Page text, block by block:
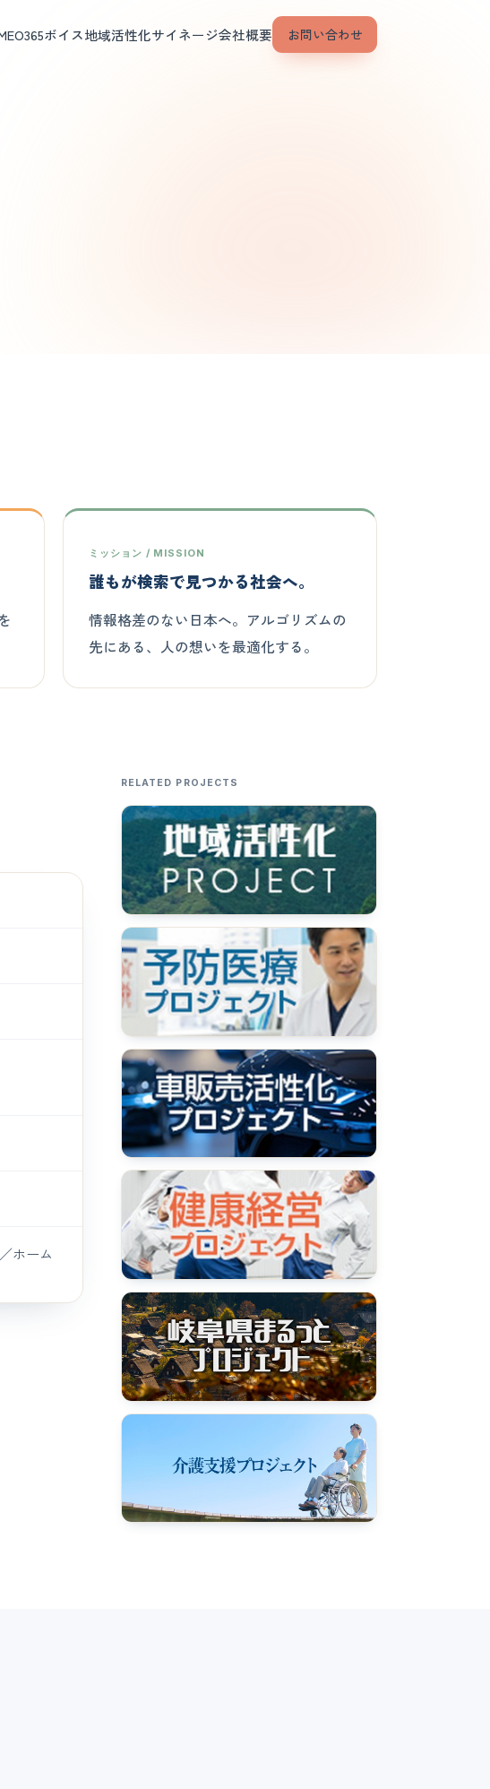
365ボイス地域活性化サイネージ会社概要 お問い合わせ
ミッション / MISSION
誰もが検索で見つかる社会へ。
情報格差のない日本へ。アルゴリズムの
先にある、人の想いを最適化する。
ホーム
RELATED PROJECTS